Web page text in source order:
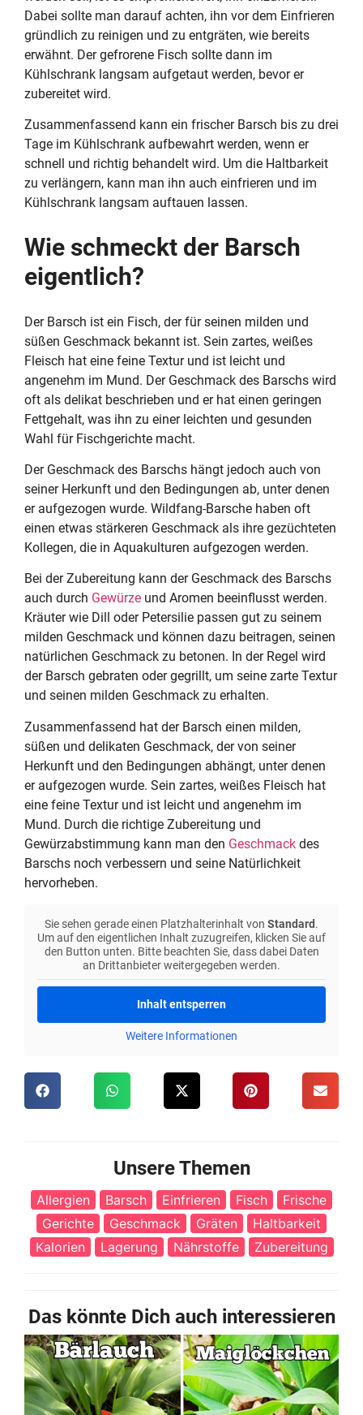
Dabei sollte man darauf achten, ihn vor dem Einfrieren
gründlich zu reinigen und zu entgräten, wie bereits
erwähnt. Der gefrorene Fisch sollte dann im
Kühlschrank langsam aufgetaut werden, bevor er
zubereitet wird.
Zusammenfassend kann ein frischer Barsch bis zu drei
Tage im Kühlschrank aufbewahrt werden, wenn er
schnell und richtig behandelt wird. Um die Haltbarkeit
zu verlängern, kann man ihn auch einfrieren und im
Kühlschrank langsam auftauen lassen.
Wie schmeckt der Barsch
eigentlich?
Der Barsch ist ein Fisch, der für seinen milden und
süßen Geschmack bekannt ist. Sein zartes, weißes
Fleisch hat eine feine Textur und ist leicht und
angenehm im Mund. Der Geschmack des Barschs wird
oft als delikat beschrieben und er hat einen geringen
Fettgehalt, was ihn zu einer leichten und gesunden
Wahl für Fischgerichte macht.
Der Geschmack des Barschs hängt jedoch auch von
seiner Herkunft und den Bedingungen ab, unter denen
er aufgezogen wurde. Wildfang-Barsche haben oft
einen etwas stärkeren Geschmack als ihre gezüchteten
Kollegen, die in Aquakulturen aufgezogen werden.
Bei der Zubereitung kann der Geschmack des Barschs
auch durch Gewürze und Aromen beeinflusst werden.
Kräuter wie Dill oder Petersilie passen gut zu seinem
milden Geschmack und können dazu beitragen, seinen
natürlichen Geschmack zu betonen. In der Regel wird
der Barsch gebraten oder gegrillt, um seine zarte Textur
und seinen milden Geschmack zu erhalten.
Zusammenfassend hat der Barsch einen milden,
süßen und delikaten Geschmack, der von seiner
Herkunft und den Bedingungen abhängt, unter denen
er aufgezogen wurde. Sein zartes, weißes Fleisch hat
eine feine Textur und ist leicht und angenehm im
Mund. Durch die richtige Zubereitung und
Gewürzabstimmung kann man den Geschmack des
Barschs noch verbessern und seine Natürlichkeit
hervorheben.
Sie sehen gerade einen Platzhalterinhalt von Standard.
Um auf den eigentlichen Inhalt zuzugreifen, klicken Sie auf
den Button unten. Bitte beachten Sie, dass dabei Daten
an Drittanbieter weitergegeben werden.
Inhalt entsperren
Weitere Informationen
Unsere Themen
Allergien Barsch Einfrieren Fisch
Frische
Gerichte
Geschmack Gräten
Haltbarkeit
Kalorien
Lagerung Nährstoffe Zubereitung
Das könnte Dich auch interessieren